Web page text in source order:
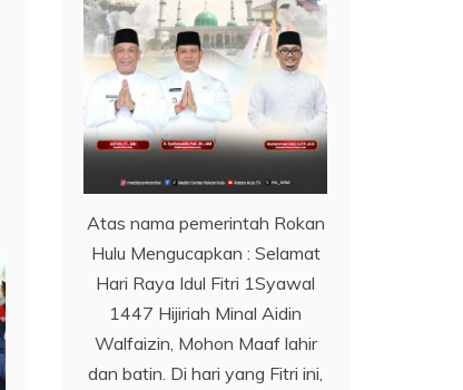
Atas nama pemerintah Rokan
Hulu Mengucapkan : Selamat
Hari Raya Idul Fitri 1Syawal
1447 Hijiriah Minal Aidin
Walfaizin, Mohon Maaf lahir
dan batin. Di hari yang Fitri ini,